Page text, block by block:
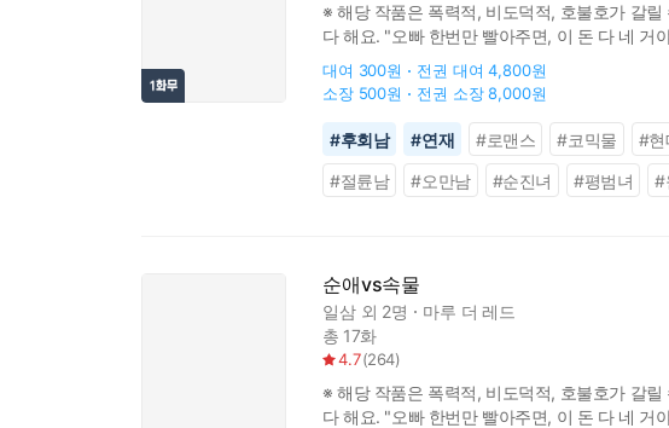
※ 해당 작품은 폭력적, 비도덕적, 호불호가 갈
다 해요. "오빠 한번만 빨아주면, 이 돈 다 네
"…열심히 해보겠습니다!" 앞으로 잘 모시겠습니
대여 300원 전권 대여 4,800원
소장 500원 전권 소장 8,000원
#후회남 #연재 #로맨스 #코믹물 #현
#절륜남 #오만남 #순진녀 #평범녀 #
순애vs속물
일삼외 2명
마루 더 레드
총 17화
4.7(264)
※ 해당 작품은 폭력적, 비도덕적, 호불호가 갈
다 해요. "오빠 한번만 빨아주면, 이 돈 다 네